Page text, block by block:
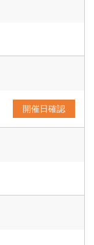
開催日確認